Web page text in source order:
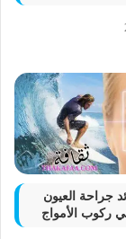
جراحة العيون
ركوب الأمواج